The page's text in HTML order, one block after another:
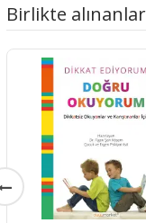
Birlikte alınanlar